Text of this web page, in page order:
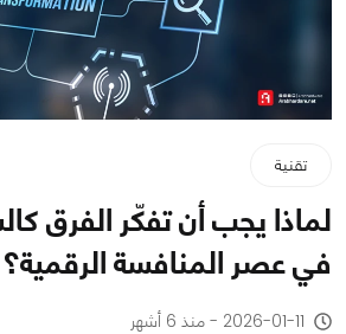
تقنية
لماذا يجب أن تفكّر الفرق
في عصر المنافسة الرقمية؟
2026-01-11 - منذ 6 أشهر